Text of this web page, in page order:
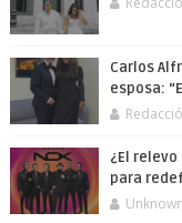
Carlos
esposa:
¿El
para
Unknown